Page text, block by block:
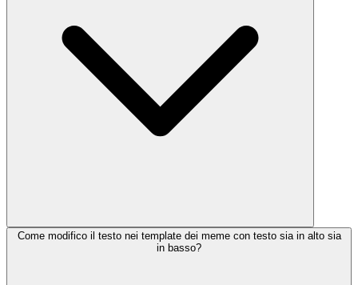
Come modifico il testo nei template dei meme con testo sia in alto sia
in basso?